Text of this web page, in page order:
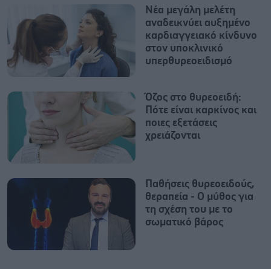
Νέα μεγάλη μελέτη
αναδεικνύει αυξημένο
καρδιαγγειακό κίνδυνο
στον υποκλινικό
υπερθυρεοειδισμό
Όζος στο θυρεοειδή:
Πότε είναι καρκίνος και
ποιες εξετάσεις
χρειάζονται
Παθήσεις θυρεοειδούς,
θεραπεία - Ο μύθος για
τη σχέση του με το
σωματικό βάρος